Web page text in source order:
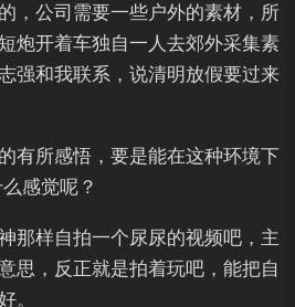
，公司需要一些户外的素材，所
炮开着车独自一人去郊外采集素
强和我联系，说清明放假要过来
有所感悟，要是能在这种环境下
感觉呢？
那样自拍一个尿尿的视频吧，主
思，反正就是拍着玩吧，能把自
。